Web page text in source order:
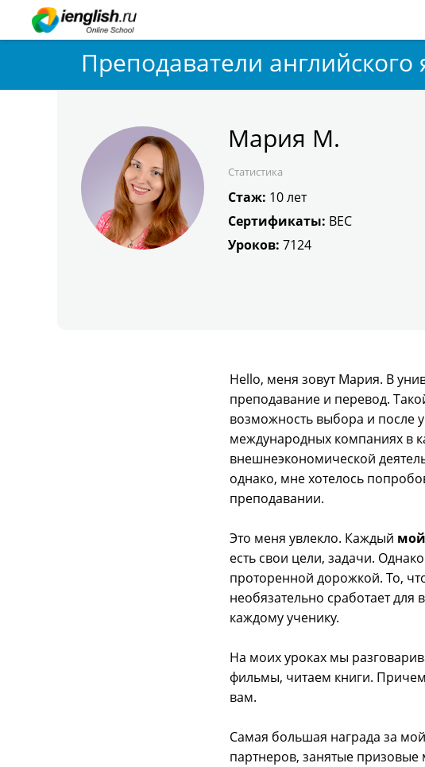
Преподаватели английского
Мария М.
Статистика
Стаж: 10 лет
Сертификаты: BEC
Уроков: 7124
Hello, меня зовут Мария. В
преподавание и перевод.
возможность выбора и после
международных компаниях в
внешнеэкономической
однако, мне хотелось
преподавании.
Это меня увлекло. Каждый
есть свои цели, задачи.
проторенной дорожкой. То,
необязательно сработает для
каждому ученику.
На моих уроках мы
фильмы, читаем книги.
вам.
Самая большая награда за
партнеров, занятые